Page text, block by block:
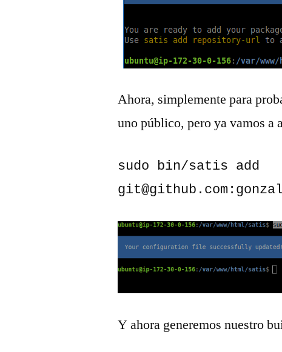
Ahora, simplemente para
uno público, pero ya vamos a
sudo bin/satis add
Y ahora generemos nuestro